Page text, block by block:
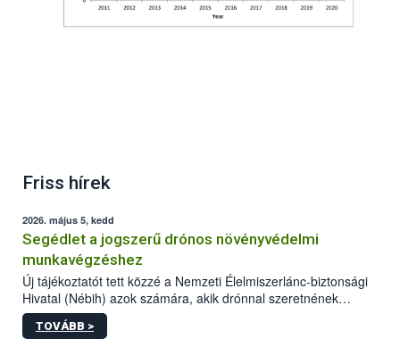
Friss hírek
2026. május 5, kedd
Segédlet a jogszerű drónos növényvédelmi
munkavégzéshez
Új tájékoztatót tett közzé a Nemzeti Élelmiszerlánc-biztonsági
Hivatal (Nébih) azok számára, akik drónnal szeretnének
növényvédelmi vagy tápanyag-gazdálkodási tevékenységet
végezni Magyarországon. Az összefoglaló részletesen
TOVÁBB >